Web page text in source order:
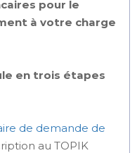
pour le
à votre charge
en trois étapes
de demande de
au TOPIK